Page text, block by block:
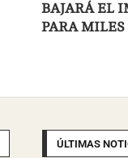
BAJARÁ EL
PARA MILES
ÚLTIMAS